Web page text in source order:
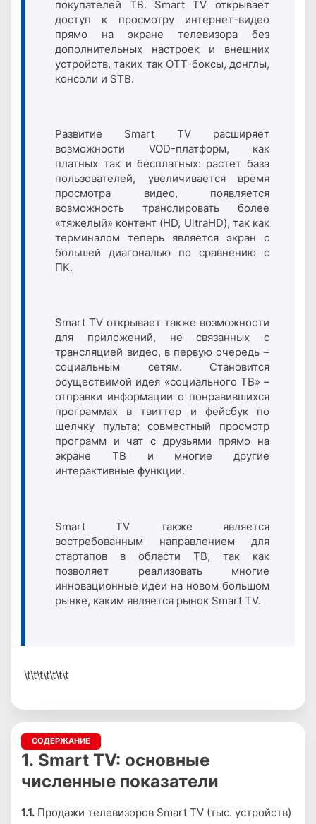
покупателей ТВ. Smart TV открывает
доступ к просмотру интернет-видео
прямо на экране телевизора без
дополнительных настроек и внешних
устройств, таких так OTT-боксы, донглы,
консоли и STB.
Развитие Smart TV расширяет
возможности VOD-платформ, как
платных так и бесплатных: растет база
пользователей, увеличивается время
просмотра видео, появляется
возможность транслировать более
«тяжелый» контент (HD, UltraHD), так как
терминалом теперь является экран с
большей диагональю по сравнению с
ПК.
Smart TV открывает также возможности
для приложений, не связанных с
трансляцией видео, в первую очередь –
социальным сетям. Становится
осуществимой идея «социального ТВ» –
отправки информации о понравившихся
программах в твиттер и фейсбук по
щелчку пульта; совместный просмотр
программ и чат с друзьями прямо на
экране ТВ и многие другие
интерактивные функции.
Smart TV также является
востребованным направлением для
стартапов в области ТВ, так как
позволяет реализовать многие
инновационные идеи на новом большом
рынке, каким является рынок Smart TV.
\t\t\t\t\t\t\t
СОДЕРЖАНИЕ
1. Smart TV: основные
численные показатели
1.1. Продажи телевизоров Smart TV (тыс. устройств)